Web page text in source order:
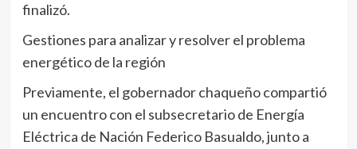
finalizó.
Gestiones para analizar y resolver el problema
energético de la región
Previamente, el gobernador chaqueño compartió
un encuentro con el subsecretario de Energía
Eléctrica de Nación Federico Basualdo, junto a